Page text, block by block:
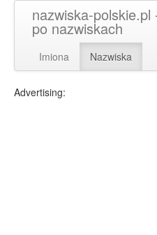
nazwiska-
po nazwiskach
Imiona Nazwiska
Advertising: